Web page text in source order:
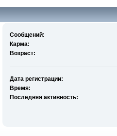
Сообщений:
Карма:
Возраст:
Дата регистрации:
Время:
Последняя активность: